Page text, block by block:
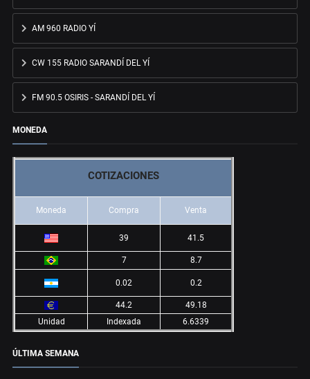
AM 960 RADIO YÍ
CW 155 RADIO SARANDÍ DEL YÍ
FM 90.5 OSIRIS - SARANDÍ DEL YÍ
MONEDA
COTIZACIONES
Moneda Compra Venta
39 41.5
7 8.7
0.02 0.2
44.2
49.18
Unidad
Indexada 6.6339
ÚLTIMA SEMANA